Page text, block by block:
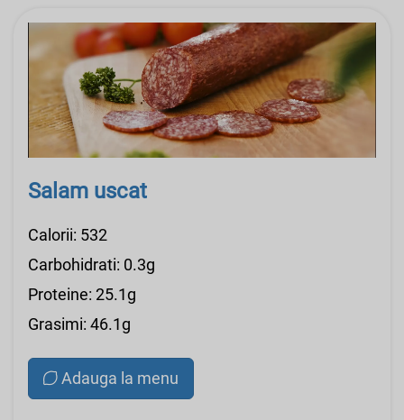
Salam uscat
Calorii: 532
Carbohidrati: 0.3g
Proteine: 25.1g
Grasimi: 46.1g
Adauga la menu